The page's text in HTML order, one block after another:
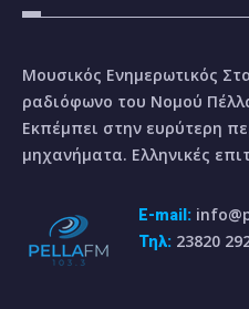
Μουσικός Ενημερωτικός
ραδιόφωνο του Νομού
Εκπέμπει στην ευρύτερη
μηχανήματα. Ελληνικές
E-mail:
Τηλ: 23820